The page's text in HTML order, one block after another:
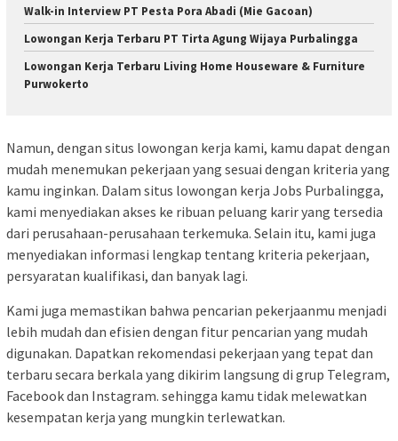
Walk-in Interview PT Pesta Pora Abadi (Mie Gacoan)
Lowongan Kerja Terbaru PT Tirta Agung Wijaya Purbalingga
Lowongan Kerja Terbaru Living Home Houseware & Furniture
Purwokerto
Namun, dengan situs lowongan kerja kami, kamu dapat dengan
mudah menemukan pekerjaan yang sesuai dengan kriteria yang
kamu inginkan. Dalam situs lowongan kerja Jobs Purbalingga,
kami menyediakan akses ke ribuan peluang karir yang tersedia
dari perusahaan-perusahaan terkemuka. Selain itu, kami juga
menyediakan informasi lengkap tentang kriteria pekerjaan,
persyaratan kualifikasi, dan banyak lagi.
Kami juga memastikan bahwa pencarian pekerjaanmu menjadi
lebih mudah dan efisien dengan fitur pencarian yang mudah
digunakan. Dapatkan rekomendasi pekerjaan yang tepat dan
terbaru secara berkala yang dikirim langsung di grup Telegram,
Facebook dan Instagram. sehingga kamu tidak melewatkan
kesempatan kerja yang mungkin terlewatkan.